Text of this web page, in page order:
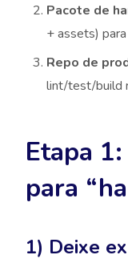
Pacote de
+ assets)
Repo de
lint/test/build
Etapa
para
1) Deixe